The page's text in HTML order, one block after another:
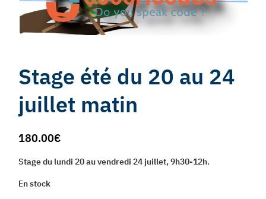
Stage été du 20 au 24
juillet matin
180.00€
Stage du lundi 20 au vendredi 24 juillet, 9h30-12h.
En stock